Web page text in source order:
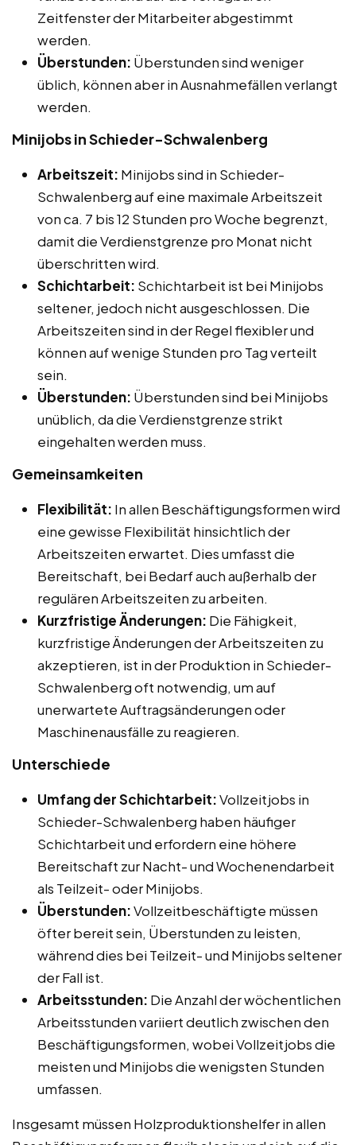
Zeitfenster der Mitarbeiter abgestimmt
werden.
Überstunden: Überstunden sind weniger
üblich, können aber in Ausnahmefällen verlangt
werden.
Minijobs in Schieder-Schwalenberg
Arbeitszeit: Minijobs sind in Schieder-
Schwalenberg auf eine maximale Arbeitszeit
von ca. 7 bis 12 Stunden pro Woche begrenzt,
damit die Verdienstgrenze pro Monat nicht
überschritten wird.
Schichtarbeit: Schichtarbeit ist bei Minijobs
seltener, jedoch nicht ausgeschlossen. Die
Arbeitszeiten sind in der Regel flexibler und
können auf wenige Stunden pro Tag verteilt
sein.
Überstunden: Überstunden sind bei Minijobs
unüblich, da die Verdienstgrenze strikt
eingehalten werden muss.
Gemeinsamkeiten
Flexibilität: In allen Beschäftigungsformen wird
eine gewisse Flexibilität hinsichtlich der
Arbeitszeiten erwartet. Dies umfasst die
Bereitschaft, bei Bedarf auch außerhalb der
regulären Arbeitszeiten zu arbeiten.
Kurzfristige Änderungen: Die Fähigkeit,
kurzfristige Änderungen der Arbeitszeiten zu
akzeptieren, ist in der Produktion in Schieder-
Schwalenberg oft notwendig, um auf
unerwartete Auftragsänderungen oder
Maschinenausfälle zu reagieren.
Unterschiede
Umfang der Schichtarbeit:Vollzeitjobs in
Schieder-Schwalenberg haben häufiger
Schichtarbeit und erfordern eine höhere
Bereitschaft zur Nacht- und Wochenendarbeit
als Teilzeit- oder Minijobs.
Überstunden:Vollzeitbeschäftigte müssen
öfter bereit sein, Überstunden zu leisten,
während dies bei Teilzeit- und Minijobs seltener
der Fall ist.
Arbeitsstunden: Die Anzahl der wöchentlichen
Arbeitsstunden variiert deutlich zwischen den
Beschäftigungsformen, wobei Vollzeitjobs die
meisten und Minijobs die wenigsten Stunden
umfassen.
Insgesamt müssen Holzproduktionshelfer in allen